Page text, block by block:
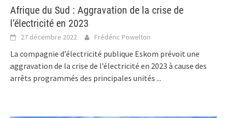
Afrique du Sud : Aggravation de la crise de
l’électricité en 2023
27 décembre 2022 Frédéric Powelton
La compagnie d’électricité publique Eskom prévoit une
aggravation de la crise de l’électricité en 2023 à cause des
arrêts programmés des principales unités ...